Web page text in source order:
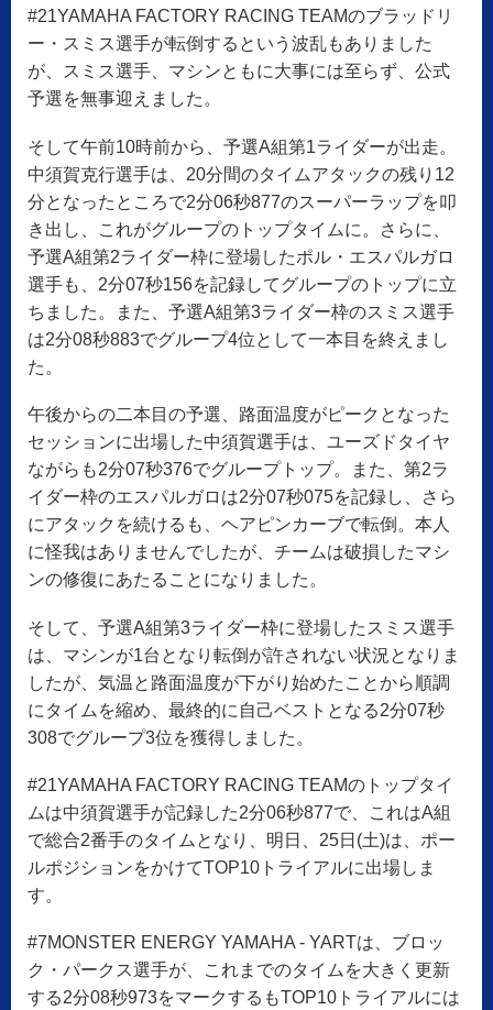
#21YAMAHA FACTORY RACING TEAMのブラッドリ
ー・スミス選手が転倒するという波乱もありました
が、スミス選手、マシンともに大事には至らず、公式
予選を無事迎えました。
そして午前10時前から、予選A組第1ライダーが出走。
中須賀克行選手は、20分間のタイムアタックの残り12
分となったところで2分06秒877のスーパーラップを叩
き出し、これがグループのトップタイムに。さらに、
予選A組第2ライダー枠に登場したポル・エスパルガロ
選手も、2分07秒156を記録してグループのトップに立
ちました。また、予選A組第3ライダー枠のスミス選手
は2分08秒883でグループ4位として一本目を終えまし
た。
午後からの二本目の予選、路面温度がピークとなった
セッションに出場した中須賀選手は、ユーズドタイヤ
ながらも2分07秒376でグループトップ。また、第2ラ
イダー枠のエスパルガロは2分07秒075を記録し、さら
にアタックを続けるも、ヘアピンカーブで転倒。本人
に怪我はありませんでしたが、チームは破損したマシ
ンの修復にあたることになりました。
そして、予選A組第3ライダー枠に登場したスミス選手
は、マシンが1台となり転倒が許されない状況となりま
したが、気温と路面温度が下がり始めたことから順調
にタイムを縮め、最終的に自己ベストとなる2分07秒
308でグループ3位を獲得しました。
#21YAMAHA FACTORY RACING TEAMのトップタイ
ムは中須賀選手が記録した2分06秒877で、これはA組
で総合2番手のタイムとなり、明日、25日(土)は、ポー
ルポジションをかけてTOP10トライアルに出場しま
す。
#7MONSTER ENERGY YAMAHA - YARTは、ブロッ
ク・パークス選手が、これまでのタイムを大きく更新
する2分08秒973をマークするもTOP10トライアルには